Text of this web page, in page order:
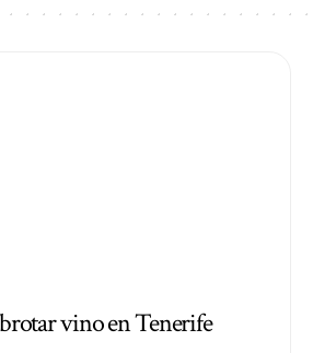
vino en Tenerife